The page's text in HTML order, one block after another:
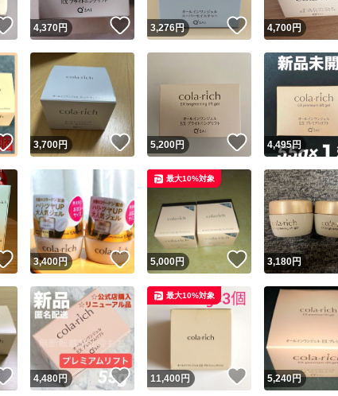
ユーザー
Yahoo!フリマが定めた一定の基準を満た
取引実績
このユーザーは
他フリマ実績◯+ このユーザーは
スピード&安心発送
※このバッジは実績に基づく表示であり、発送
このユーザーは
ます
この商品の
商品画像の 無断転載は禁止 され
コピーは1商品につき1回です
出
いいね！
4,370円 いいね！
3,276円 いいね！
4,700円
いいね！
3,700円 いいね！
5,200円 いいね！
4,495円
いいね！
3,400円 いいね！
5,000円 いいね！
最大10%対象
3,180円
いいね！
4,480円 いいね！
11,400 円 いいね！
最大10%対象
5,240円